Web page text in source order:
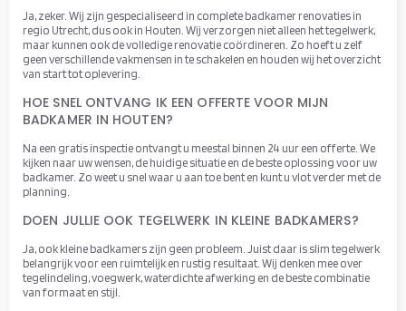
Ja, zeker. Wij zijn gespecialiseerd in complete badkamer renovaties in
regio Utrecht, dus ook in Houten. Wij verzorgen niet alleen het tegelwerk,
maar kunnen ook de volledige renovatie coördineren. Zo hoeft u zelf
geen verschillende vakmensen in te schakelen en houden wij het overzicht
van start tot oplevering.
HOE SNEL ONTVANG IK EEN OFFERTE VOOR MIJN
BADKAMER IN HOUTEN?
Na een gratis inspectie ontvangt u meestal binnen 24 uur een offerte. We
kijken naar uw wensen, de huidige situatie en de beste oplossing voor uw
badkamer. Zo weet u snel waar u aan toe bent en kunt u vlot verder met de
planning.
DOEN JULLIE OOK TEGELWERK IN KLEINE BADKAMERS?
Ja, ook kleine badkamers zijn geen probleem. Juist daar is slim tegelwerk
belangrijk voor een ruimtelijk en rustig resultaat. Wij denken mee over
tegelindeling, voegwerk, waterdichte afwerking en de beste combinatie
van formaat en stijl.